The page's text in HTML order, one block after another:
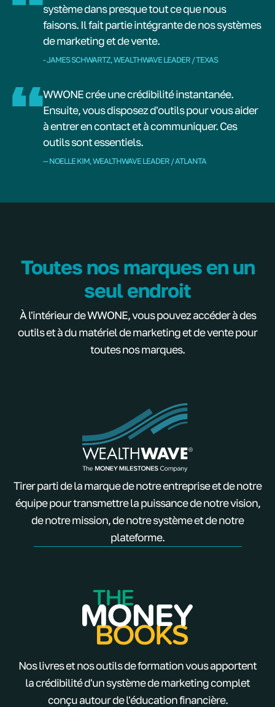
système dans presque tout ce que nous
faisons. Il fait partie intégrante de nos systèmes
de marketing et de vente.
- JAMES SCHWARTZ, WEALTHWAVE LEADER / TEXAS
WWONE crée une crédibilité instantanée.
Ensuite, vous disposez d'outils pour vous aider
à entrer en contact et à communiquer. Ces
outils sont essentiels.
-- NOELLE KIM, WEALTHWAVE LEADER / ATLANTA
Toutes nos marques en un
seul endroit
À l'intérieur de WWONE, vous pouvez accéder à des
outils et à du matériel de marketing et de vente pour
toutes nos marques.
Tirer parti de la marque de notre entreprise et de notre
équipe pour transmettre la puissance de notre vision,
de notre mission, de notre système et de notre
plateforme.
Nos livres et nos outils de formation vous apportent
la crédibilité d'un système de marketing complet
conçu autour de l'éducation financière.